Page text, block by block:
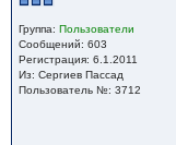
Группа: Пользователи
Сообщений: 603
Регистрация: 6.1.2011
Из: Сергиев Пассад
Пользователь №: 3712